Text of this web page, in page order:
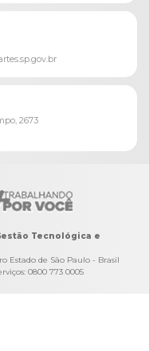
2673
Tecnológica e
Estado de São Paulo - Brasil
0800 773 0005